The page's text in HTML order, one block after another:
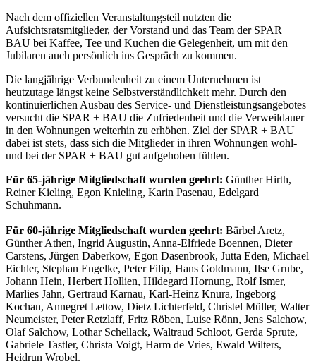
Nach dem offiziellen Veranstaltungsteil nutzten die
Aufsichtsratsmitglieder, der Vorstand und das Team der SPAR +
BAU bei Kaffee, Tee und Kuchen die Gelegenheit, um mit den
Jubilaren auch persönlich ins Gespräch zu kommen.
Die langjährige Verbundenheit zu einem Unternehmen ist
heutzutage längst keine Selbstverständlichkeit mehr. Durch den
kontinuierlichen Ausbau des Service- und Dienstleistungsangebotes
versucht die SPAR + BAU die Zufriedenheit und die Verweildauer
in den Wohnungen weiterhin zu erhöhen. Ziel der SPAR + BAU
dabei ist stets, dass sich die Mitglieder in ihren Wohnungen wohl-
und bei der SPAR + BAU gut aufgehoben fühlen.
Für 65-jährige Mitgliedschaft wurden geehrt: Günther Hirth,
Reiner Kieling, Egon Knieling, Karin Pasenau, Edelgard
Schuhmann.
Für 60-jährige Mitgliedschaft wurden geehrt: Bärbel Aretz,
Günther Athen, Ingrid Augustin, Anna-Elfriede Boennen, Dieter
Carstens, Jürgen Daberkow, Egon Dasenbrook, Jutta Eden, Michael
Eichler, Stephan Engelke, Peter Filip, Hans Goldmann, Ilse Grube,
Johann Hein, Herbert Hollien, Hildegard Hornung, Rolf Ismer,
Marlies Jahn, Gertraud Karnau, Karl-Heinz Knura, Ingeborg
Kochan, Annegret Lettow, Dietz Lichterfeld, Christel Müller, Walter
Neumeister, Peter Retzlaff, Fritz Röben, Luise Rönn, Jens Salchow,
Olaf Salchow, Lothar Schellack, Waltraud Schloot, Gerda Sprute,
Gabriele Tastler, Christa Voigt, Harm de Vries, Ewald Wilters,
Heidrun Wrobel.